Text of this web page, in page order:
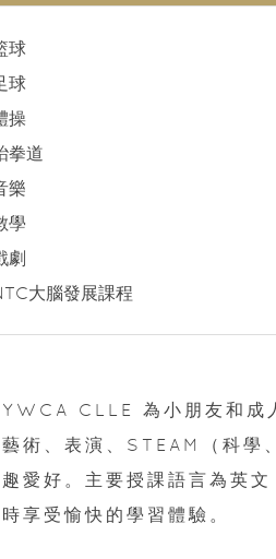
球
球
操
拳道
樂
學
劇
大腦發展課程
CLLE 為小朋友和成
術、表演、STEAM（科學
愛好。主要授課語言為英
享受愉快的學習體驗。